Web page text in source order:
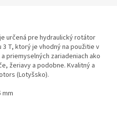
určená pre hydraulický rotátor
3 T, ktorý je vhodný na použitie v
priemyselných zariadeniach ako
žeriavy a podobne. Kvalitný a
(Lotyšsko).
mm